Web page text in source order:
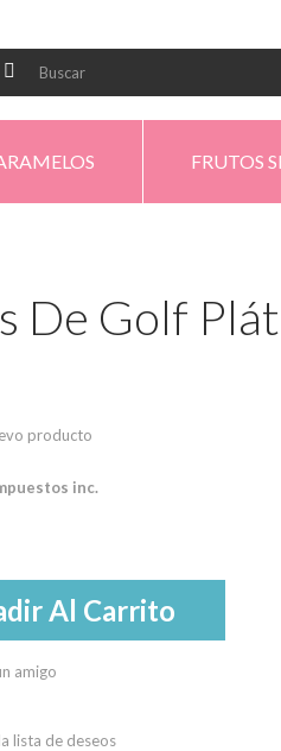
FRUTOS
De Golf
producto
inc.
Al Carrito
amigo
lista de deseos